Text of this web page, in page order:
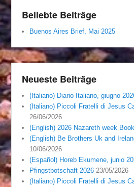
Beliebte Beiträge
Buenos Aires Brief, Mai 2025
Neueste Beiträge
(Italiano) Diario Italiano, giugno
(Italiano) Piccoli Fratelli di Jesus
26/06/2026
(English) 2026 Nazareth week
(English) Be Brothers Uk and
10/06/2026
(Español) Horeb Ekumene, junio
Pfingstbotschaft 2026 23/05/2026
(Italiano) Piccoli Fratelli di Jesus